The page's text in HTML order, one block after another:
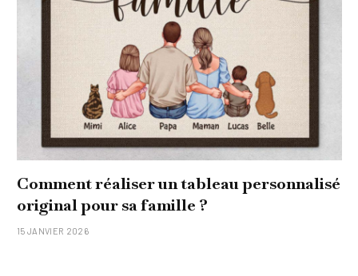
Comment réaliser un tableau personnalisé
original pour sa famille ?
15 JANVIER 2026